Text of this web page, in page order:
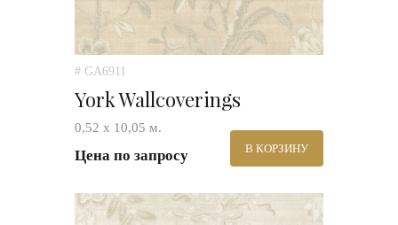
# GA6911
York Wallcoverings
0,52 х 10,05 м.
Цена по запросу В КОРЗИНУ